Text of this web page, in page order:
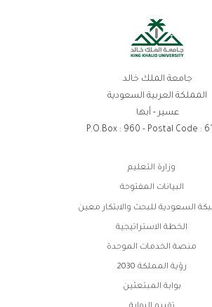
جامعة الملك خالد
المملكة العربية السعودية
عسير - أبها
P.O.Box : 960 - Postal Code :
وزارة التعليم
البيانات المفتوحة
السعودية للبحث والابتكار معين
الخطة الاستراتيجية
منصة الخدمات الموحدة
رؤية المملكة 2030
بوابة المبتعثين